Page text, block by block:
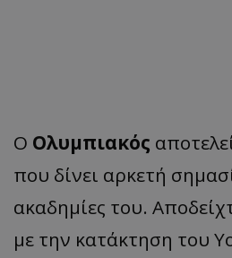
Ο Ολυμπιακός
που δίνει αρκετή
ακαδημίες του.
με την κατάκτηση του